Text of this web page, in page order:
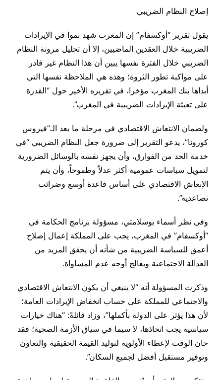
إصلاح النظام الضريبي
يقول تقرير “أوكسفام” إن المغرب شهد نموا في الإيرادات
الضريبية خلال العقدين الماضيين، إلا أن تحليل مرونة النظام
الضريبي خلال الفترة نفسها يبين أن هذا النظام غير قادر
على مواكبة تطور الثروة؛ وهذه هي الملاحظة نفسها التي
أبداها بنك المغرب مؤخرا، في تقريره الأخير حول “القدرة
على تعبئة الإيرادات الضريبية في المغرب”.
ولضمان الانتعاش الاقتصادي في مرحلة ما بعد الـ”فيروس
كورونا”، يدعو التقرير إلى ضرورة جعل النظام الضريبي “في
خدمة الحد من الفوارق، وأن يجهز نفسه بالوسائل الضرورية
لتمويل سياسات عمومية أكثر عدلاً وطموحاً، وأن يتم
الإنعاش الاقتصادي على أساس قاعدة أوسع وضرائب
تصاعدية”.
وفي نظر أسماء بوسلامتي، مسؤولة برنامج الحكامة في
“أوكسفام” في المغرب، يجب على المملكة إعمال إصلاح
أعمق للسياسة الضريبية من شأنه أن يحقق المزيد من
العدالة الاجتماعية ويعالج أوجه عدم المساواة.
وذكرت المسؤولة أنه “لا ينبغي أن يكون الانتعاش الاقتصادي
والاجتماعي للمملكة على حساب انخفاض الإيرادات العامة؛
لأن هذا يؤثر على الدولة بأكملها”، وزاد قائلةً: “هناك خيارات
سياسية يجب اتخاذها، لا سيما في سياق الأزمة الصحية؛ فقد
حان الوقت لإعطاء الأولوية لتوليد القيمة الحقيقية والتعاون
وتوفير مستقبل أفضل لجميع السكان”.